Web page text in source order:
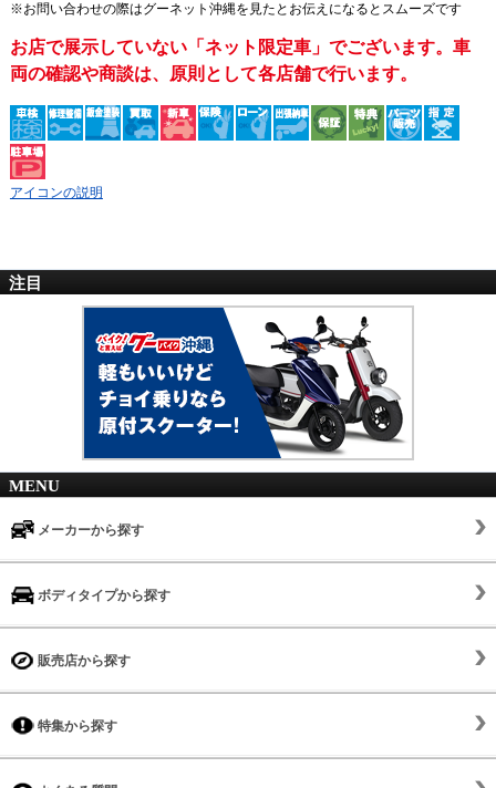
※お問い合わせの際はグーネット沖縄を見たとお伝えになるとスムーズです
お店で展示していない「ネット限定車」でございます。車
両の確認や商談は、原則として各店舗で行います。
アイコンの説明
注目
MENU
メーカーから探す
ボディタイプから探す
販売店から探す
特集から探す